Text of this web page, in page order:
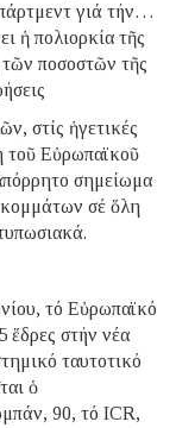
γιά τήν…
ἡ πολιορκία τῆς
ποσοστῶν τῆς
στίς ἡγετικές
τοῦ Εὐρωπαϊκοῦ
σημείωμα
κομμάτων σέ ὅλη
τό Εὐρωπαϊκό
ἕδρες στήν νέα
ταυτοτικό
ὁ
90, τό ICR,